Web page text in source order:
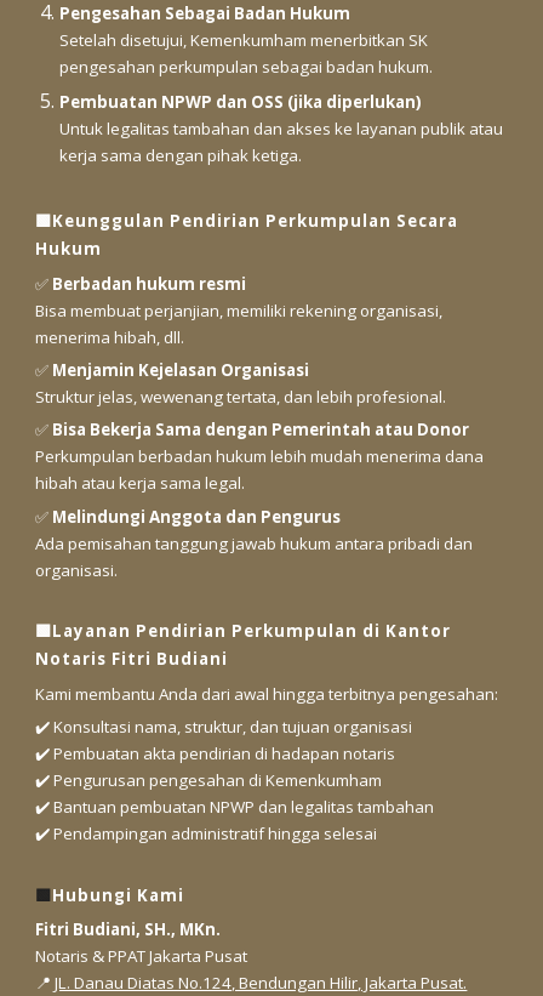
Pengesahan Sebagai Badan Hukum
Setelah disetujui, Kemenkumham menerbitkan SK
pengesahan perkumpulan sebagai badan hukum.
Pembuatan NPWP dan OSS (jika diperlukan)
Untuk legalitas tambahan dan akses ke layanan publik atau
kerja sama dengan pihak ketiga.
🟩Keunggulan Pendirian Perkumpulan Secara
Hukum
✅ Berbadan hukum resmi
Bisa membuat perjanjian, memiliki rekening organisasi,
menerima hibah, dll.
✅ Menjamin Kejelasan Organisasi
Struktur jelas, wewenang tertata, dan lebih profesional.
✅ Bisa Bekerja Sama dengan Pemerintah atau Donor
Perkumpulan berbadan hukum lebih mudah menerima dana
hibah atau kerja sama legal.
✅ Melindungi Anggota dan Pengurus
Ada pemisahan tanggung jawab hukum antara pribadi dan
organisasi.
🟩Layanan Pendirian Perkumpulan di Kantor
Notaris Fitri Budiani
Kami membantu Anda dari awal hingga terbitnya pengesahan:
✔️ Konsultasi nama, struktur, dan tujuan organisasi
✔️ Pembuatan akta pendirian di hadapan notaris
✔️ Pengurusan pengesahan di Kemenkumham
✔️ Bantuan pembuatan NPWP dan legalitas tambahan
✔️ Pendampingan administratif hingga selesai
🟩Hubungi Kami
Fitri Budiani, SH., MKn.
Notaris & PPAT Jakarta Pusat
📍JL. Danau Diatas No.124, Bendungan Hilir, Jakarta Pusat.